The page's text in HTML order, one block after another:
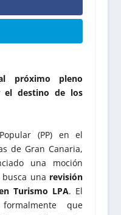
próximo pleno
el destino de los
(PP) en el
de Gran Canaria,
una moción
una revisión
Turismo LPA. El
que